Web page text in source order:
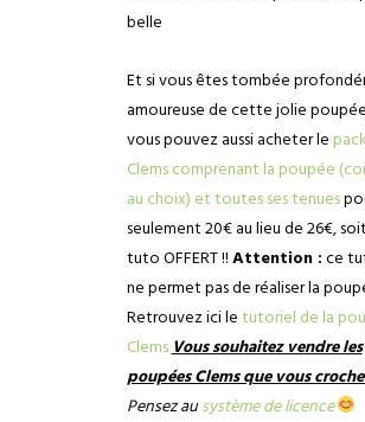
belle
Et si vous êtes tombée
amoureuse de cette jolie
vous pouvez aussi acheter le pack
Clems comprenant la poupée
au choix) et toutes ses tenues
seulement 20€ au lieu de 26€,
tuto OFFERT !!Attention :ce
ne permet pas de réaliser la
Retrouvez ici letutoriel de la
ClemsVous souhaitez vendre les
poupées Clems que vous
Pensez ausystème de licence